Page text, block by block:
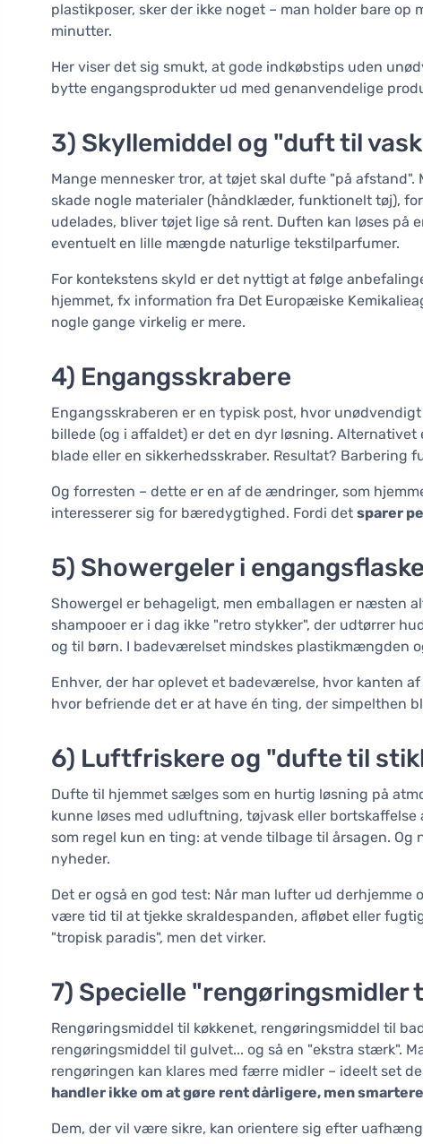
plastikposer, sker der ikke noget – man holder bare
minutter.
Her viser det sig smukt, at gode indkøbstips uden
bytte engangsprodukter ud med genanvendelige
3) Skyllemiddel og "duft til
Mange mennesker tror, at tøjet skal dufte "på afstand".
skade nogle materialer (håndklæder, funktionelt tøj),
udelades, bliver tøjet lige så rent. Duften kan løses på
eventuelt en lille mængde naturlige tekstilparfumer.
For kontekstens skyld er det nyttigt at følge
hjemmet, fx information fra Det Europæiske
nogle gange virkelig er mere.
4) Engangsskrabere
Engangsskraberen er en typisk post, hvor
billede (og i affaldet) er det en dyr løsning.
blade eller en sikkerhedsskraber. Resultat? Barbering
Og forresten – dette er en af de ændringer, som
interesserer sig for bæredygtighed. Fordi det sparer
5) Showergeler i
Showergel er behageligt, men emballagen er næsten
shampooer er i dag ikke "retro stykker", der udtørrer
og til børn. I badeværelset mindskes plastikmængden
Enhver, der har oplevet et badeværelse, hvor kanten
hvor befriende det er at have én ting, der simpelthen
6) Luftfriskere og "dufte til
Dufte til hjemmet sælges som en hurtig løsning på
kunne løses med udluftning, tøjvask eller
som regel kun en ting: at vende tilbage til årsagen.
nyheder.
Det er også en god test: Når man lufter ud
være tid til at tjekke skraldespanden, afløbet eller
"tropisk paradis", men det virker.
7) Specielle "rengøringsmidler
Rengøringsmiddel til køkkenet, rengøringsmiddel til
rengøringsmiddel til gulvet... og så en "ekstra stærk".
rengøringen kan klares med færre midler – ideelt set
handler ikke om at gøre rent dårligere, men
Dem, der vil være sikre, kan orientere sig efter